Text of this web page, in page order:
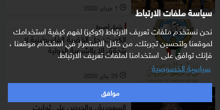
سياسة ملفات الارتباط
نحن نستخدم ملفات تعريف الارتباط (كوكيز) لفهم كيفية استخدامك
لموقعنا ولتحسين تجربتك. من خلال الاستمرار في استخدام موقعنا ،
فإنك توافق على استخدامنا لملفات تعريف الارتباط.
سياسية الخصوصية
موافق
l 1 فبراير 2020
شرق أوسط
الكويت: حل القضية الفلسطينية لا
يتحقق إلا بالشرعية الدولية
l 29 يناير 2020
من الرياض
السعودية.. والحرص على ثوابت